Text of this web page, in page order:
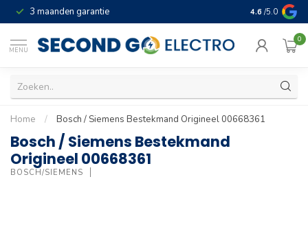
3 maanden garantie Geld terug
4.6 /5.0
MENU
0
Home / Bosch / Siemens Bestekmand Origineel 00668361
Bosch / Siemens Bestekmand
Origineel 00668361
BOSCH/SIEMENS